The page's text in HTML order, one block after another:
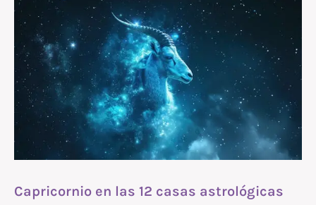
Capricornio en las 12 casas astrológicas
Capricornio
en
las
12
casas
astrológicas